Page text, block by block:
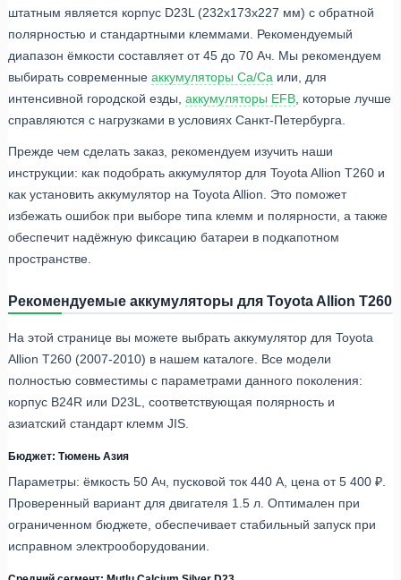
штатным является корпус D23L (232x173x227 мм) с обратной
полярностью и стандартными клеммами. Рекомендуемый
диапазон ёмкости составляет от 45 до 70 Ач. Мы рекомендуем
выбирать современные аккумуляторы Ca/Ca или, для
интенсивной городской езды, аккумуляторы EFB , которые лучше
справляются с нагрузками в условиях Санкт-Петербурга.
Прежде чем сделать заказ, рекомендуем изучить наши
инструкции: как подобрать аккумулятор для Toyota Allion T260 и
как установить аккумулятор на Toyota Allion. Это поможет
избежать ошибок при выборе типа клемм и полярности, а также
обеспечит надёжную фиксацию батареи в подкапотном
пространстве.
Рекомендуемые аккумуляторы для Toyota Allion T260
На этой странице вы можете выбрать аккумулятор для Toyota
Allion T260 (2007-2010) в нашем каталоге. Все модели
полностью совместимы с параметрами данного поколения:
корпус B24R или D23L, соответствующая полярность и
азиатский стандарт клемм JIS.
Бюджет: Тюмень Азия
Параметры: ёмкость 50 Ач, пусковой ток 440 А, цена от 5 400 ₽.
Проверенный вариант для двигателя 1.5 л. Оптимален при
ограниченном бюджете, обеспечивает стабильный запуск при
исправном электрооборудовании.